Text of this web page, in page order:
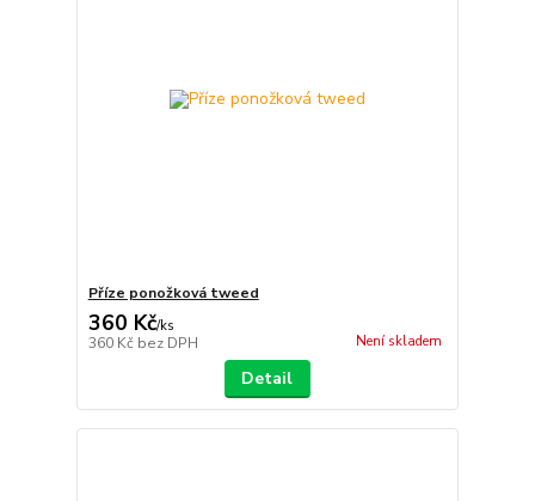
Příze ponožková tweed
360 Kč/ks
360 Kč bez DPH Není skladem
Detail